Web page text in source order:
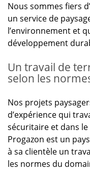
Nous sommes fiers
un service de
l’environnement et
développement
Un travail de
selon les
Nos projets
d’expérience qui
sécuritaire et dans
Progazon est un
à sa clientèle un
les normes du